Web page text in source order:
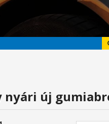
nyári új